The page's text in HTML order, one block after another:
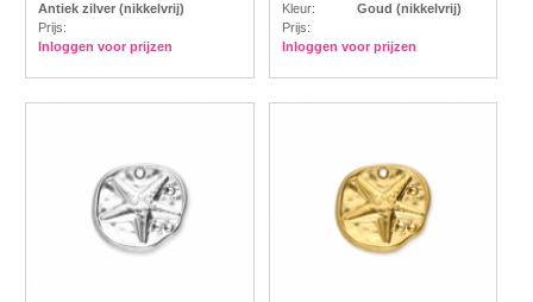
Antiek zilver (nikkelvrij)
Prijs:
Inloggen voor prijzen
Kleur:
Goud (nikkelvrij)
Prijs:
Inloggen voor prijzen